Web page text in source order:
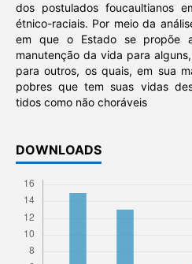
dos postulados foucaultianos
étnico-raciais. Por meio da
em que o Estado se propõe
manutenção da vida para
para outros, os quais, em sua
pobres que tem suas vidas
tidos como não choráveis
DOWNLOADS